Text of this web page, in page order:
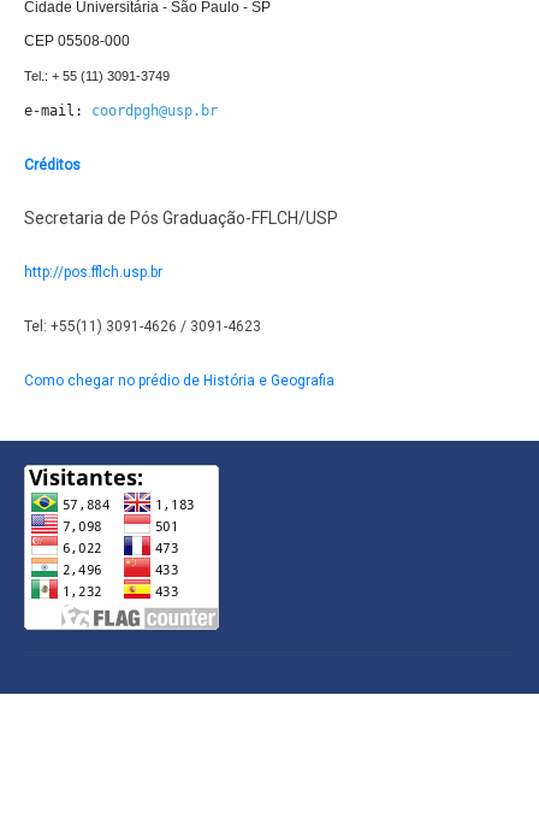
Cidade Universitária - São Paulo - SP
CEP 05508-000
e-mail: coordpgh@usp.br
Créditos
Secretaria de Pós Graduação-FFLCH/USP
http://pos.fflch.usp.br
Tel: +55(11) 3091-4626 / 3091-4623
Como chegar no prédio de História e Geografia